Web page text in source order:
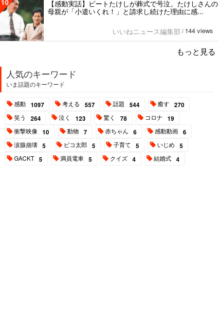
10
【感動実話】ビートたけしが葬式で号泣。たけしさんの
母親が「小遣いくれ！」と請求し続けた理由に感...
いいねニュース編集部 / 144 views
もっと見る
人気のキーワード
いま話題のキーワード
感動 1097 考える 557 話題 544 癒す 270
笑う 264 泣く 123 驚く 78 コロナ 19
衝撃映像 10 動物 7 赤ちゃん 6 感動動画 6
涙腺崩壊 5 ピコ太郎 5 子育て 5 いじめ 5
GACKT 5 満員電車 5 クイズ 4 結婚式 4